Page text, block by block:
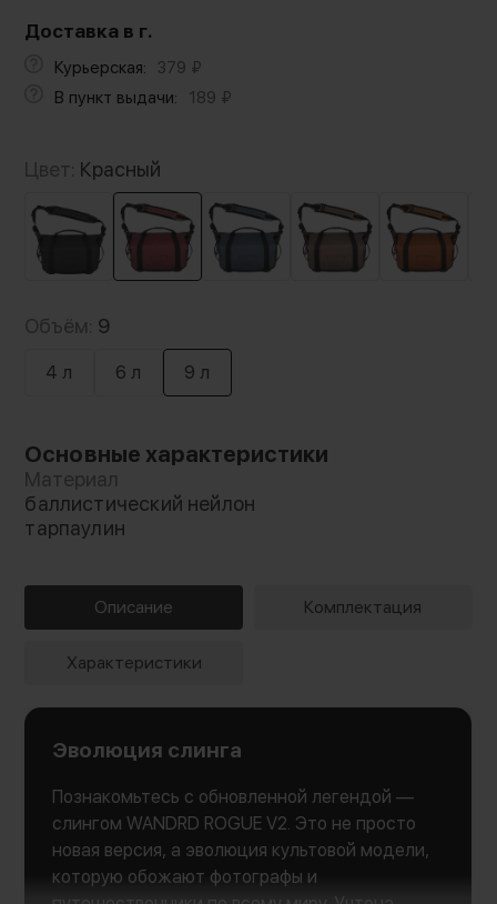
Доставка в г.
Курьерская: 379 ₽
В пункт выдачи:
189 ₽
Цвет: Красный
Объём: 9
4 л 6 л 9 л
Основные характеристики
Материал
баллистический нейлон
тарпаулин
Описание Комплектация
Характеристики
Эволюция слинга
Познакомьтесь с обновленной легендой —
слингом WANDRD ROGUE V2. Это не просто
новая версия, а эволюция культовой модели,
которую обожают фотографы и